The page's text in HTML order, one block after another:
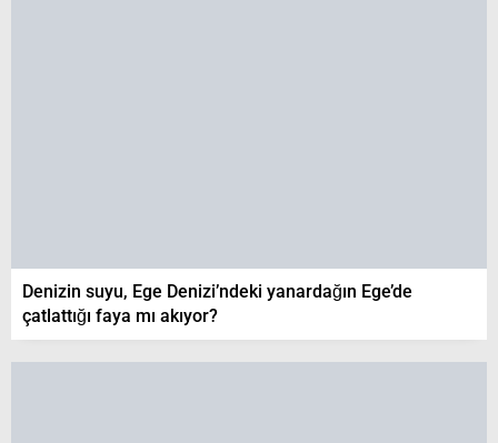
Denizin suyu, Ege Denizi’ndeki yanardağın Ege’de
çatlattığı faya mı akıyor?